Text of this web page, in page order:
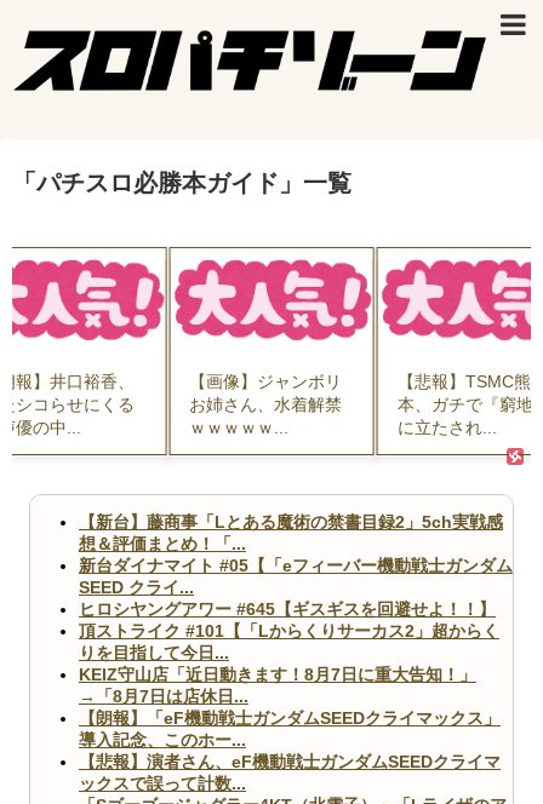
「パチスロ必勝本ガイド 」 一覧
報】井口裕香、
シコらせにくる
優の中...
【画像】ジャンボリ
お姉さん、水着解禁
ｗｗｗｗｗ...
【悲報】TSMC熊
本、ガチで『窮地
に立たされ...
【新台】藤商事「Lとある魔術の禁書目録2」5ch実戦感
想＆評価まとめ！「...
新台ダイナマイト #05【「eフィーバー機動戦士ガンダム
SEED クライ...
ヒロシヤングアワー #645【ギスギスを回避せよ！！】
頂ストライク #101【「Lからくりサーカス2」超からく
りを目指して今日...
KEIZ守山店「近日動きます！8月7日に重大告知！」
→「8月7日は店休日...
【朗報】「eF機動戦士ガンダムSEEDクライマックス」
導入記念、このホー...
【悲報】演者さん、eF機動戦士ガンダムSEEDクライマ
ックスで誤って計数...